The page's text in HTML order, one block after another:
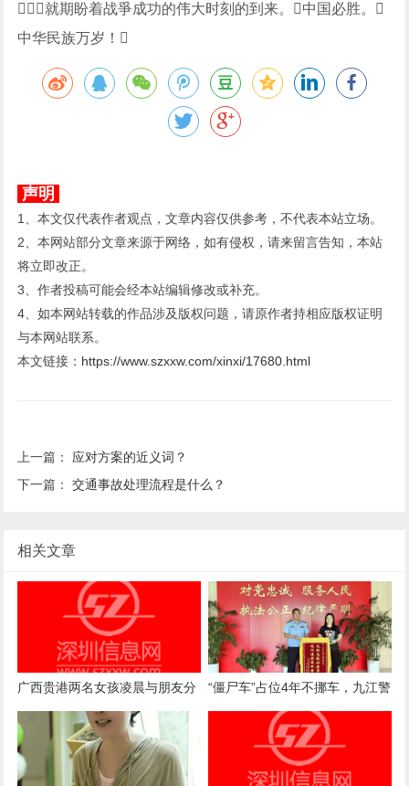
就期盼着战爭成功的伟大时刻的到来。中国必胜。
中华民族万岁！
声明
1、本文仅代表作者观点，文章内容仅供参考，不代表本站立场。
2、本网站部分文章来源于网络，如有侵权，请来留言告知，本站
将立即改正。
3、作者投稿可能会经本站编辑修改或补充。
4、如本网站转载的作品涉及版权问题，请原作者持相应版权证明
与本网站联系。
本文链接： https://www.szxxw.com/xinxi/17680.html
上一篇： 应对方案的近义词？
下一篇：交通事故处理流程是什么？
相关文章
广西贵港两名女孩凌晨与朋友分
开后失联超100小时，一个17岁
一个14岁
“僵尸车”占位4年不挪车，九江警
方介入后成功拖离报废